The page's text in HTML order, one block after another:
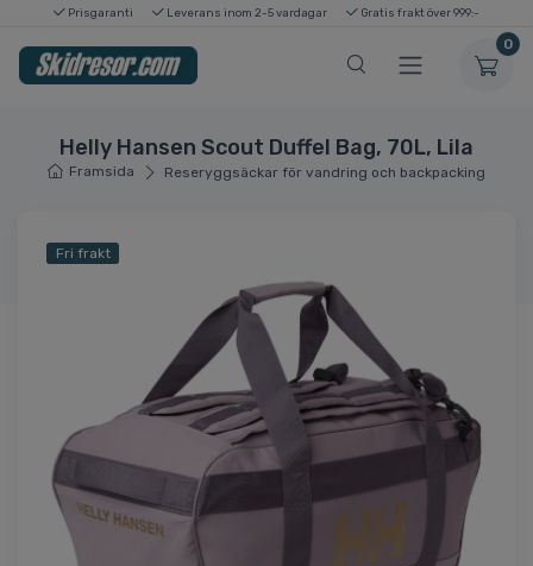
Prisgaranti Leverans inom 2-5 vardagar Gratis frakt över 999:-
0
Helly Hansen Scout Duffel Bag, 70L, Lila
Framsida Reseryggsäckar för vandring och backpacking
Fri frakt